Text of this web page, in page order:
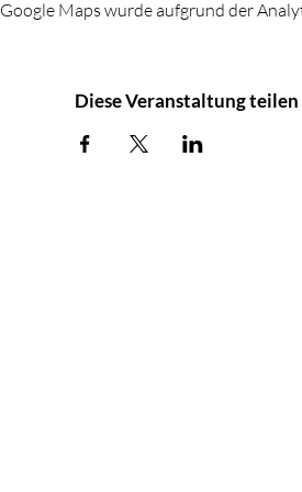
Google Maps wurde aufgrund der
Diese Veranstaltung teilen